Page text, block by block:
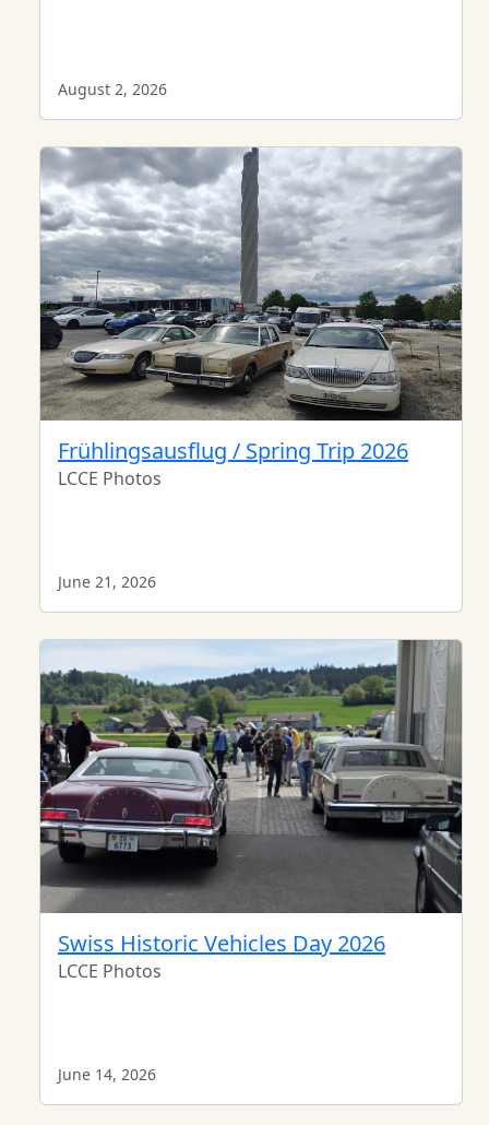
August 2, 2026
Frühlingsausflug / Spring Trip 2026
LCCE Photos
June 21, 2026
Swiss Historic Vehicles Day 2026
LCCE Photos
June 14, 2026